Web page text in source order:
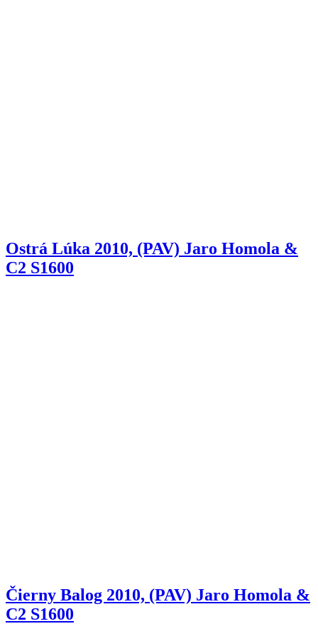
Ostrá Lúka 2010, (PAV) Jaro Homola &
C2 S1600
Čierny Balog 2010, (PAV) Jaro Homola &
C2 S1600